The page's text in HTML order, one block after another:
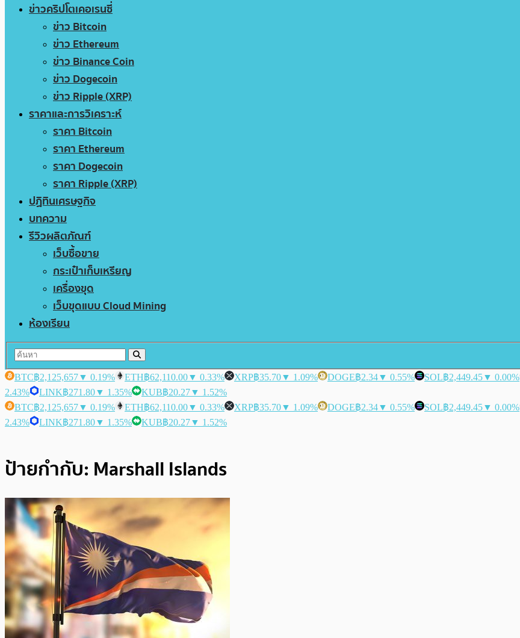
ข่าวคริปโตเคอเรนซี่
ข่าว Bitcoin
ข่าว Ethereum
ข่าว Binance Coin
ข่าว Dogecoin
ข่าว Ripple (XRP)
ราคาและการวิเคราะห์
ราคา Bitcoin
ราคา Ethereum
ราคา Dogecoin
ราคา Ripple (XRP)
ปฏิทินเศรษฐกิจ
บทความ
รีวิวผลิตภัณฑ์
เว็บซื้อขาย
กระเป๋าเก็บเหรียญ
เครื่องขุด
เว็บขุดแบบ Cloud Mining
ห้องเรียน
BTC฿2,125,657▼ 0.19% ETH฿62,110.00▼ 0.33% XRP฿35.70▼ 1.09% DOGE฿2.34▼ 0.55% SOL฿2,449.45▼ 0.00%
2.43%
LINK฿271.80▼ 1.35% KUB฿20.27▼ 1.52%
BTC฿2,125,657▼ 0.19% ETH฿62,110.00▼ 0.33% XRP฿35.70▼ 1.09% DOGE฿2.34▼ 0.55% SOL฿2,449.45▼ 0.00%
2.43%
LINK฿271.80▼ 1.35% KUB฿20.27▼ 1.52%
ป้ายกำกับ: Marshall Islands